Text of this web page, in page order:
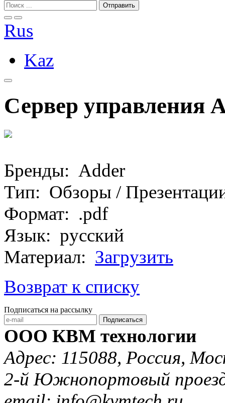
Rus
Kaz
Сервер управления
Бренды: Adder
Тип: Обзоры /
Формат: .pdf
Язык: русский
Материал: Загрузить
Возврат к списку
Подписаться на рассылку
Подписаться
ООО КВМ технологии
Адрес: 115088, Россия,
2-й Южнопортовый